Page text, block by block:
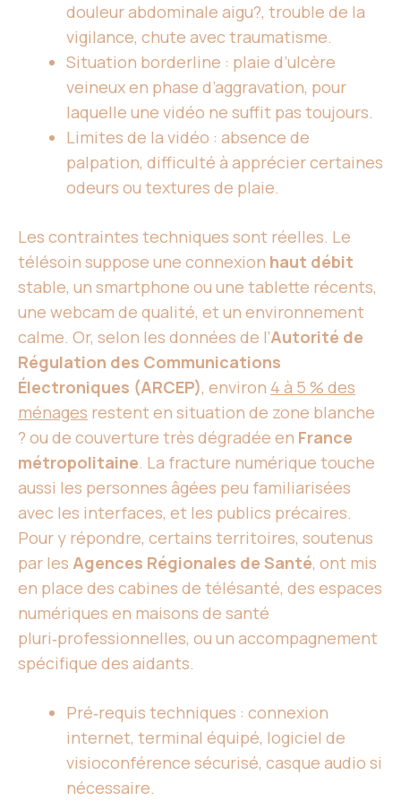
douleur abdominale aigu?, trouble de la
vigilance, chute avec traumatisme.
Situation borderline : plaie d’ulcère
veineux en phase d’aggravation, pour
laquelle une vidéo ne suffit pas toujours.
Limites de la vidéo : absence de
palpation, difficulté à apprécier certaines
odeurs ou textures de plaie.
Les contraintes techniques sont réelles. Le
télésoin suppose une connexion haut débit
stable, un smartphone ou une tablette récents,
une webcam de qualité, et un environnement
calme. Or, selon les données de l’Autorité de
Régulation des Communications
Électroniques (ARCEP), environ 4 à 5 % des
ménages restent en situation de zone blanche
? ou de couverture très dégradée en France
métropolitaine. La fracture numérique touche
aussi les personnes âgées peu familiarisées
avec les interfaces, et les publics précaires.
Pour y répondre, certains territoires, soutenus
par les Agences Régionales de Santé, ont mis
en place des cabines de télésanté, des espaces
numériques en maisons de santé
pluri‑professionnelles, ou un accompagnement
spécifique des aidants.
Pré‑requis techniques : connexion
internet, terminal équipé, logiciel de
visioconférence sécurisé, casque audio si
nécessaire.